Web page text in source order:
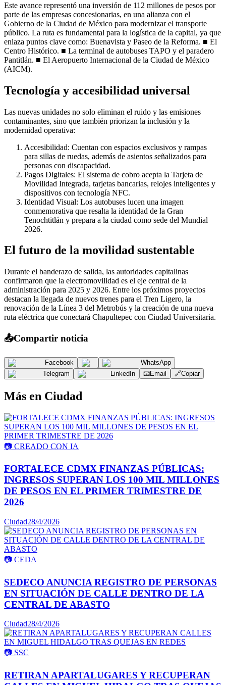
Este avance representó una inversión de 112 millones de pesos por
parte de las empresas concesionarias, en una alianza con el
Gobierno de la Ciudad de México para modernizar el transporte
público. La ruta es fundamental para la logística de la capital, ya que
enlaza puntos clave como: Buenavista y Paseo de la Reforma. ■ El
Centro Histórico. ■ La terminal de autobuses TAPO y el paradero
Pantitlán. ■ El Aeropuerto Internacional de la Ciudad de México
(AICM).
Tecnología y accesibilidad universal
Las nuevas unidades no solo eliminan el ruido y las emisiones
contaminantes, sino que también priorizan la inclusión y la
modernidad operativa:
Accesibilidad: Cuentan con espacios exclusivos y rampas
para sillas de ruedas, además de asientos señalizados para
personas con discapacidad.
Pagos Digitales: El sistema de cobro acepta la Tarjeta de
Movilidad Integrada, tarjetas bancarias, relojes inteligentes y
dispositivos con tecnología NFC.
Identidad Visual: Los autobuses lucen una imagen
conmemorativa que resalta la identidad de la Gran
Tenochtitlán y prepara a la ciudad como sede del Mundial
2026.
El futuro de la movilidad sustentable
Durante el banderazo de salida, las autoridades capitalinas
confirmaron que la electromovilidad es el eje central de la
administración para 2025 y 2026. Entre los próximos proyectos
destacan la llegada de nuevos trenes para el Tren Ligero, la
renovación de la Línea 3 del Metrobús y la creación de una nueva
ruta eléctrica que conectará Chapultepec con Ciudad Universitaria.
📤Compartir noticia
Facebook
WhatsApp
Telegram
LinkedIn 📧Email 🔗Copiar
Más en Ciudad
📷 CREADO CON IA
FORTALECE CDMX FINANZAS PÚBLICAS:
INGRESOS SUPERAN LOS 100 MIL MILLONES
DE PESOS EN EL PRIMER TRIMESTRE DE
2026
Ciudad28/4/2026
📷 CEDA
SEDECO ANUNCIA REGISTRO DE PERSONAS
EN SITUACIÓN DE CALLE DENTRO DE LA
CENTRAL DE ABASTO
Ciudad28/4/2026
📷 SSC
RETIRAN APARTALUGARES Y RECUPERAN